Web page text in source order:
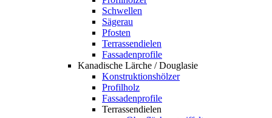
Schwellen
Sägerau
Pfosten
Terrassendielen
Fassadenprofile
Kanadische Lärche / Douglasie
Konstruktionshölzer
Profilholz
Fassadenprofile
Terrassendielen